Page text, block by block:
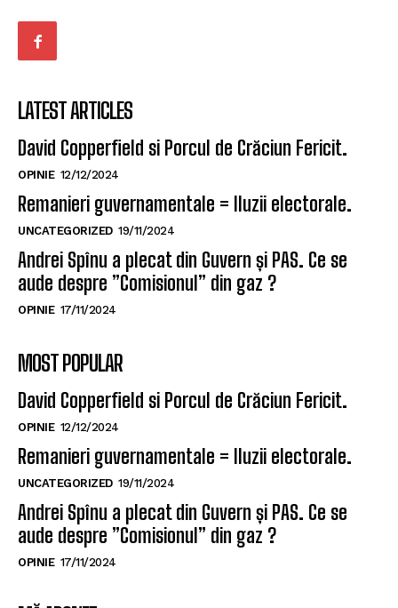
LATEST ARTICLES
David Copperfield si Porcul de Crăciun Fericit.
OPINIE 12/12/2024
Remanieri guvernamentale = Iluzii electorale.
UNCATEGORIZED 19/11/2024
Andrei Spînu a plecat din Guvern și PAS. Ce se
aude despre ”Comisionul” din gaz ?
OPINIE 17/11/2024
MOST POPULAR
David Copperfield si Porcul de Crăciun Fericit.
OPINIE 12/12/2024
Remanieri guvernamentale = Iluzii electorale.
UNCATEGORIZED 19/11/2024
Andrei Spînu a plecat din Guvern și PAS. Ce se
aude despre ”Comisionul” din gaz ?
OPINIE 17/11/2024